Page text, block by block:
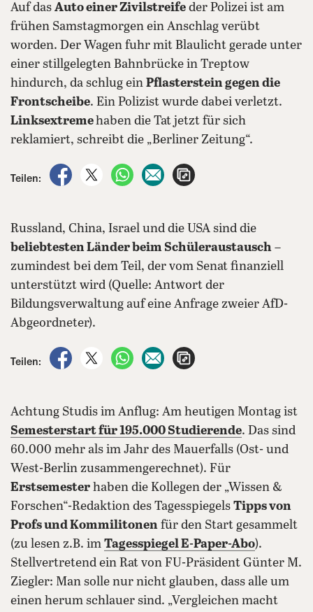
Auf das Auto einer Zivilstreife der Polizei ist am
frühen Samstagmorgen ein Anschlag verübt
worden. Der Wagen fuhr mit Blaulicht gerade unter
einer stillgelegten Bahnbrücke in Treptow
hindurch, da schlug ein Pflasterstein gegen die
Frontscheibe. Ein Polizist wurde dabei verletzt.
Linksextremehaben die Tat jetzt für sich
reklamiert, schreibt die „Berliner Zeitung“.
Teilen:
auf Facebook teilen
auf X teilenper WhatsApp teilen
per E-Mail teilen
Russland, China, Israel und die USA sind die
beliebtesten Länder beim Schüleraustausch –
zumindest bei dem Teil, der vom Senat finanziell
unterstützt wird (Quelle: Antwort der
Bildungsverwaltung auf eine Anfrage zweier AfD-
Abgeordneter).
Teilen:
auf Facebook teilen
auf X teilenper WhatsApp teilen
per E-Mail teilen
Achtung Studis im Anflug: Am heutigen Montag ist
Semesterstart für 195.000 Studierende. Das sind
60.000 mehr als im Jahr des Mauerfalls (Ost- und
West-Berlin zusammengerechnet). Für
Erstsemester haben die Kollegen der „Wissen &
Forschen“-Redaktion des Tagesspiegels Tipps von
Profs und Kommilitonen für den Start gesammelt
(zu lesen z.B. im Tagesspiegel E-Paper-Abo).
Stellvertretend ein Rat von FU-Präsident Günter M.
Ziegler: Man solle nur nicht glauben, dass alle um
einen herum schlauer sind. „Vergleichen macht